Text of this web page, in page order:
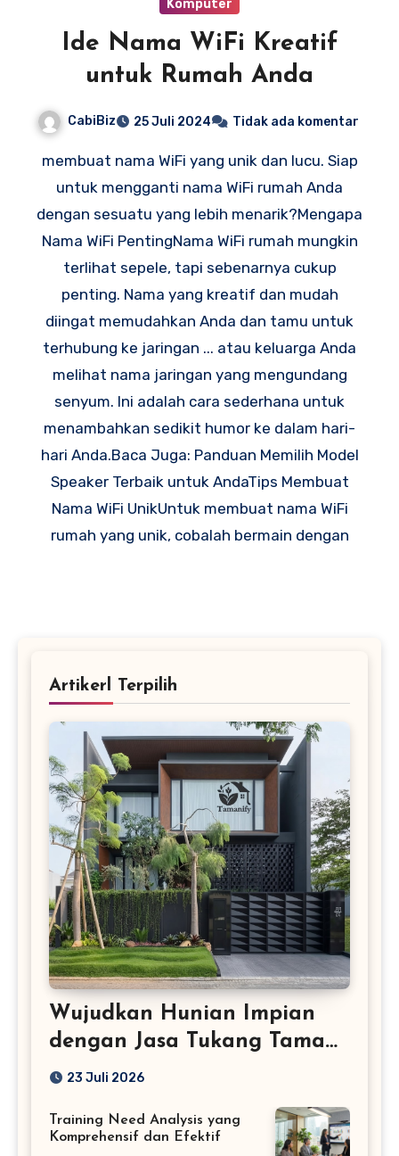
Komputer
Ide Nama WiFi Kreatif
untuk Rumah Anda
CabiBiz 25 Juli 2024 Tidak ada komentar
membuat nama WiFi yang unik dan lucu. Siap
untuk mengganti nama WiFi rumah Anda
dengan sesuatu yang lebih menarik?Mengapa
Nama WiFi PentingNama WiFi rumah mungkin
terlihat sepele, tapi sebenarnya cukup
penting. Nama yang kreatif dan mudah
diingat memudahkan Anda dan tamu untuk
terhubung ke jaringan ... atau keluarga Anda
melihat nama jaringan yang mengundang
senyum. Ini adalah cara sederhana untuk
menambahkan sedikit humor ke dalam hari-
hari Anda.Baca Juga: Panduan Memilih Model
Speaker Terbaik untuk AndaTips Membuat
Nama WiFi UnikUntuk membuat nama WiFi
rumah yang unik, cobalah bermain dengan
Artikerl Terpilih
Wujudkan Hunian Impian
dengan Jasa Tukang Taman
Profesional
23 Juli 2026
Training Need Analysis yang
Komprehensif dan Efektif